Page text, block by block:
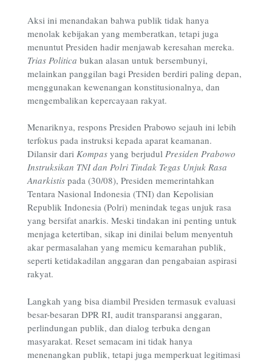
Aksi ini menandakan bahwa publik tidak hanya
menolak kebijakan yang memberatkan, tetapi juga
menuntut Presiden hadir menjawab keresahan mereka.
Trias Politica bukan alasan untuk bersembunyi,
melainkan panggilan bagi Presiden berdiri paling depan,
menggunakan kewenangan konstitusionalnya, dan
mengembalikan kepercayaan rakyat.
Menariknya, respons Presiden Prabowo sejauh ini lebih
terfokus pada instruksi kepada aparat keamanan.
Dilansir dari Kompas yang berjudul Presiden Prabowo
Instruksikan TNI dan Polri Tindak Tegas Unjuk Rasa
Anarkistis pada (30/08), Presiden memerintahkan
Tentara Nasional Indonesia (TNI) dan Kepolisian
Republik Indonesia (Polri) menindak tegas unjuk rasa
yang bersifat anarkis. Meski tindakan ini penting untuk
menjaga ketertiban, sikap ini dinilai belum menyentuh
akar permasalahan yang memicu kemarahan publik,
seperti ketidakadilan anggaran dan pengabaian aspirasi
rakyat.
Langkah yang bisa diambil Presiden termasuk evaluasi
besar-besaran DPR RI, audit transparansi anggaran,
perlindungan publik, dan dialog terbuka dengan
masyarakat. Reset semacam ini tidak hanya
menenangkan publik, tetapi juga memperkuat legitimasi